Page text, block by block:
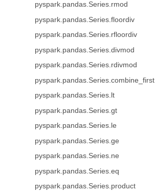
pyspark.pandas.Series.rmod
pyspark.pandas.Series.floordiv
pyspark.pandas.Series.rfloordiv
pyspark.pandas.Series.divmod
pyspark.pandas.Series.rdivmod
pyspark.pandas.Series.combine_first
pyspark.pandas.Series.lt
pyspark.pandas.Series.gt
pyspark.pandas.Series.le
pyspark.pandas.Series.ge
pyspark.pandas.Series.ne
pyspark.pandas.Series.eq
pyspark.pandas.Series.product